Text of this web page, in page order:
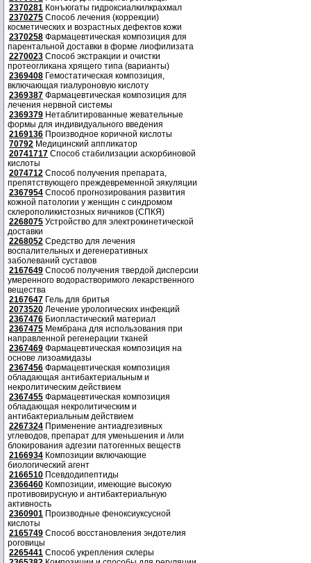
2370281 Конъюгаты гидроксиалкилкрахмал
2370275 Способ лечения (коррекции)
косметических и возрастных дефектов кожи
2370258 Фармацевтическая композиция для
парентальной доставки в форме лиофилизата
2270023 Способ экстракции и очистки
протеогликана хрящего типа (варианты)
2369408 Гемостатическая композиция,
включающая гиалуроновую кислоту
2369387 Фармацевтическая композиция для
лечения нервной системы
2369379 Нетаблитированные жевательные
формы для индивидуального введения
2169136 Производное коричной кислоты
70792 Медицинский аппликатор
20741717 Способ стабилизации аскорбиновой
кислоты
2074712 Способ получения препарата,
препятствующего преждевременной эякуляции
2367954 Способ прогнозирования развития
кожной патологии у женщин с синдромом
склерополикистозных яичников (СПКЯ)
2268075 Устройство для электрокинетической
доставки
2268052 Средство для лечения
воспалительных и дегенеративных
заболеваний суставов
2167649 Способ получения твердой дисперсии
умеренного водорастворимого лекарственного
вещества
2167647 Гель для бритья
2073520 Лечение урологических инфекций
2367476 Биопластический материал
2367475 Мембрана для использования при
направленной регенерации тканей
2367469 Фармацевтическая композиция на
основе лизоамидазы
2367456 Фармацевтическая композиция
обладающая антибактериальным и
некролитическим действием
2367455 Фармацевтическая композиция
обладающая некролитическим и
антибактериальным действием
2267324 Применение антиадгезивных
углеводов, препарат для уменьшения и /или
блокирования адгезии патогенных веществ
2166934 Композиции включающие
биологический агент
2166510 Псевдодипептиды
2366460 Композиции, имеющие высокую
противовирусную и антибактериальную
активность
2360901 Производные феноксиуксусной
кислоты
2165749 Способ восстановления эндотелия
роговицы
2265441 Способ укрепления склеры